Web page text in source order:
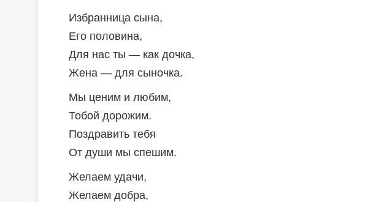
Избранница сына,
Его половина,
Для нас ты — как дочка,
Жена — для сыночка.
Мы ценим и любим,
Тобой дорожим.
Поздравить тебя
От души мы спешим.
Желаем удачи,
Желаем добра,